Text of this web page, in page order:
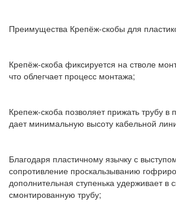
Преимущества Крепёж-скобы для
Крепёж-скоба фиксируется на стволе
что облегчает процесс монтажа;
Крепеж-скоба позволяет прижать трубу в
дает минимальную высоту кабельной
Благодаря пластичному язычку с
сопротивление проскальзыванию
дополнительная ступенька удерживает в
смонтированную трубу;